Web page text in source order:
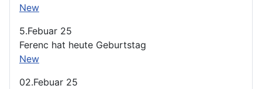
New
5.Febuar 25
Ferenc hat heute Geburtstag
New
02.Febuar 25